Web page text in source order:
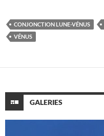
CONJONCTION LUNE-VÉNUS
VÉNUS
GALERIES